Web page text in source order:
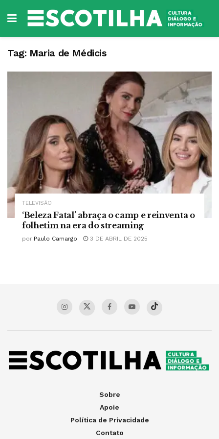
Tag: Maria de Médicis
TELEVISÃO
‘Beleza Fatal’ abraça o camp e reinventa o
folhetim na era do streaming
por Paulo Camargo 3 DE ABRIL DE 2025
Sobre
Apoie
Política de Privacidade
Contato